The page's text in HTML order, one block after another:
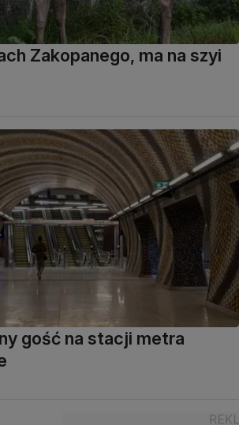
Zakopanego, ma na szyi
gość na stacji metra